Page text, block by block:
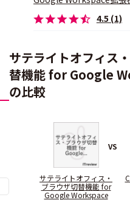
4.5 (1)
サテライトオフィス
替機能 for Google
の比較
サテライトオフィス・
ブラウザ切替機能 for
Google Workspace
VS